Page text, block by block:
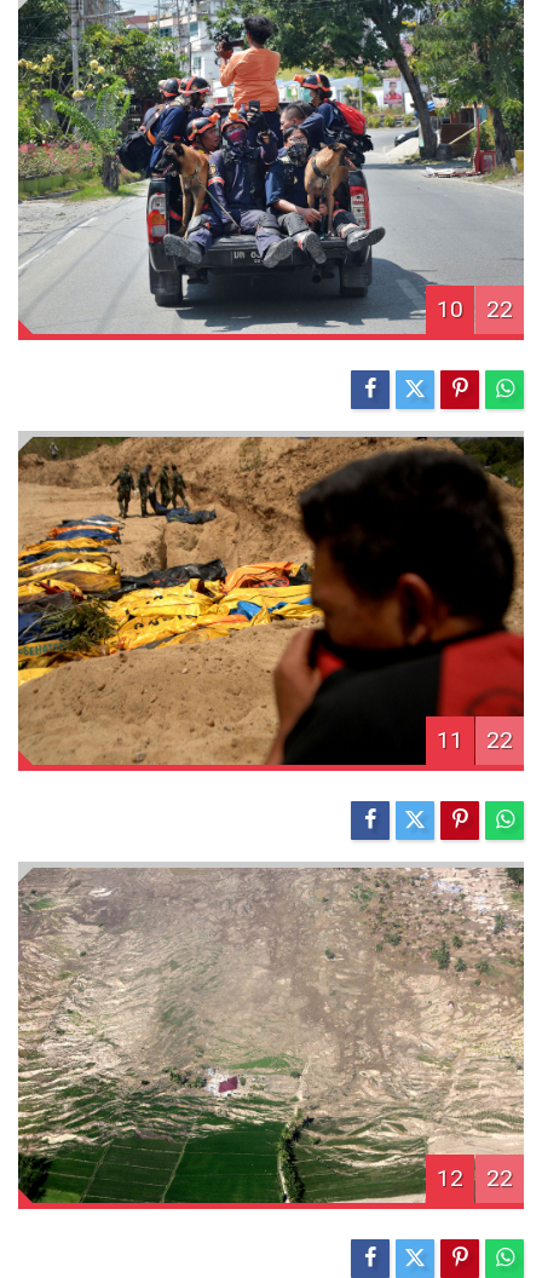
10 22
11 22
12 22